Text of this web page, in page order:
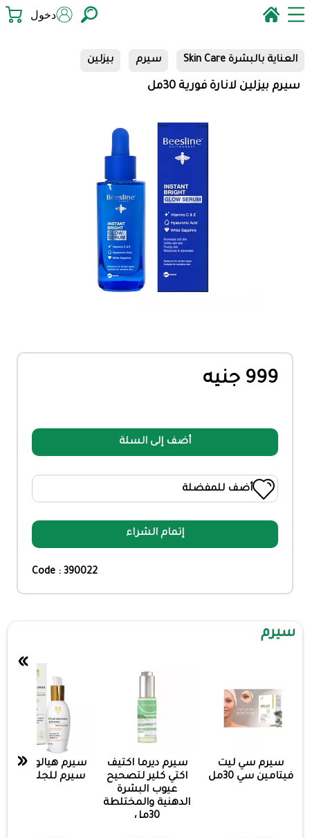
دخول
العناية بالبشرة Skin Care سيرم بيزلين
سيرم بيزلين لانارة فورية 30مل
999 جنيه
أضف إلى السلة
أضف للمفضلة
إتمام الشراء
Code : 390022
سيرم
سيرم سي ليت
فيتامين سي 30مل
سيرم ديرما اكتيف
اكتي كلير لتصحيح
عيوب البشرة
الدهنية والمختلطة
30مل
سيرم هيالوكونكس
سيرم للجلد 40مل
»
«